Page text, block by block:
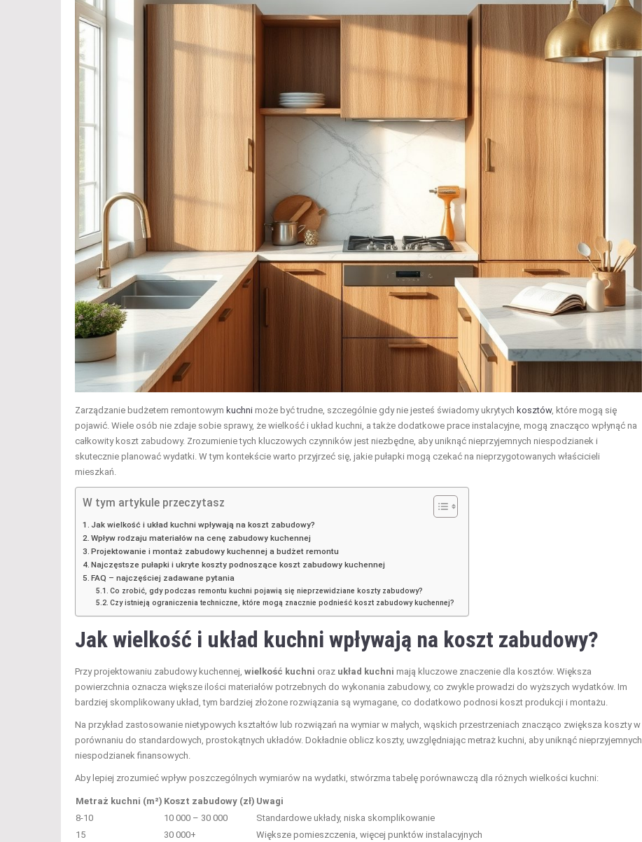
Zarządzanie budżetem remontowym kuchni może być trudne, szczególnie gdy nie jesteś świadomy ukrytych kosztów, które mogą się
pojawić. Wiele osób nie zdaje sobie sprawy, że wielkość i układ kuchni, a także dodatkowe prace instalacyjne, mogą znacząco wpłynąć na
całkowity koszt zabudowy. Zrozumienie tych kluczowych czynników jest niezbędne, aby uniknąć nieprzyjemnych niespodzianek i
skutecznie planować wydatki. W tym kontekście warto przyjrzeć się, jakie pułapki mogą czekać na nieprzygotowanych właścicieli
mieszkań.
W tym artykule przeczytasz
Jak wielkość i układ kuchni wpływają na koszt zabudowy?
Wpływ rodzaju materiałów na cenę zabudowy kuchennej
Projektowanie i montaż zabudowy kuchennej a budżet remontu
Najczęstsze pułapki i ukryte koszty podnoszące koszt zabudowy kuchennej
FAQ – najczęściej zadawane pytania
Co zrobić, gdy podczas remontu kuchni pojawią się nieprzewidziane koszty zabudowy?
Czy istnieją ograniczenia techniczne, które mogą znacznie podnieść koszt zabudowy kuchennej?
Jak wielkość i układ kuchni wpływają na koszt zabudowy?
Przy projektowaniu zabudowy kuchennej, wielkość kuchni oraz układ kuchni mają kluczowe znaczenie dla kosztów. Większa
powierzchnia oznacza większe ilości materiałów potrzebnych do wykonania zabudowy, co zwykle prowadzi do wyższych wydatków. Im
bardziej skomplikowany układ, tym bardziej złożone rozwiązania są wymagane, co dodatkowo podnosi koszt produkcji i montażu.
Na przykład zastosowanie nietypowych kształtów lub rozwiązań na wymiar w małych, wąskich przestrzeniach znacząco zwiększa koszty w
porównaniu do standardowych, prostokątnych układów. Dokładnie oblicz koszty, uwzględniając metraż kuchni, aby uniknąć nieprzyjemnych
niespodzianek finansowych.
Aby lepiej zrozumieć wpływ poszczególnych wymiarów na wydatki, stwórzma tabelę porównawczą dla różnych wielkości kuchni:
Metraż kuchni (m²) Koszt zabudowy (zł) Uwagi
8-10
10 000 – 30 000
Standardowe układy, niska skomplikowanie
15
30 000+
Większe pomieszczenia, więcej punktów instalacyjnych